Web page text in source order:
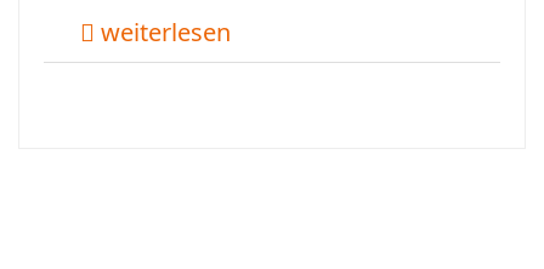
weiterlesen